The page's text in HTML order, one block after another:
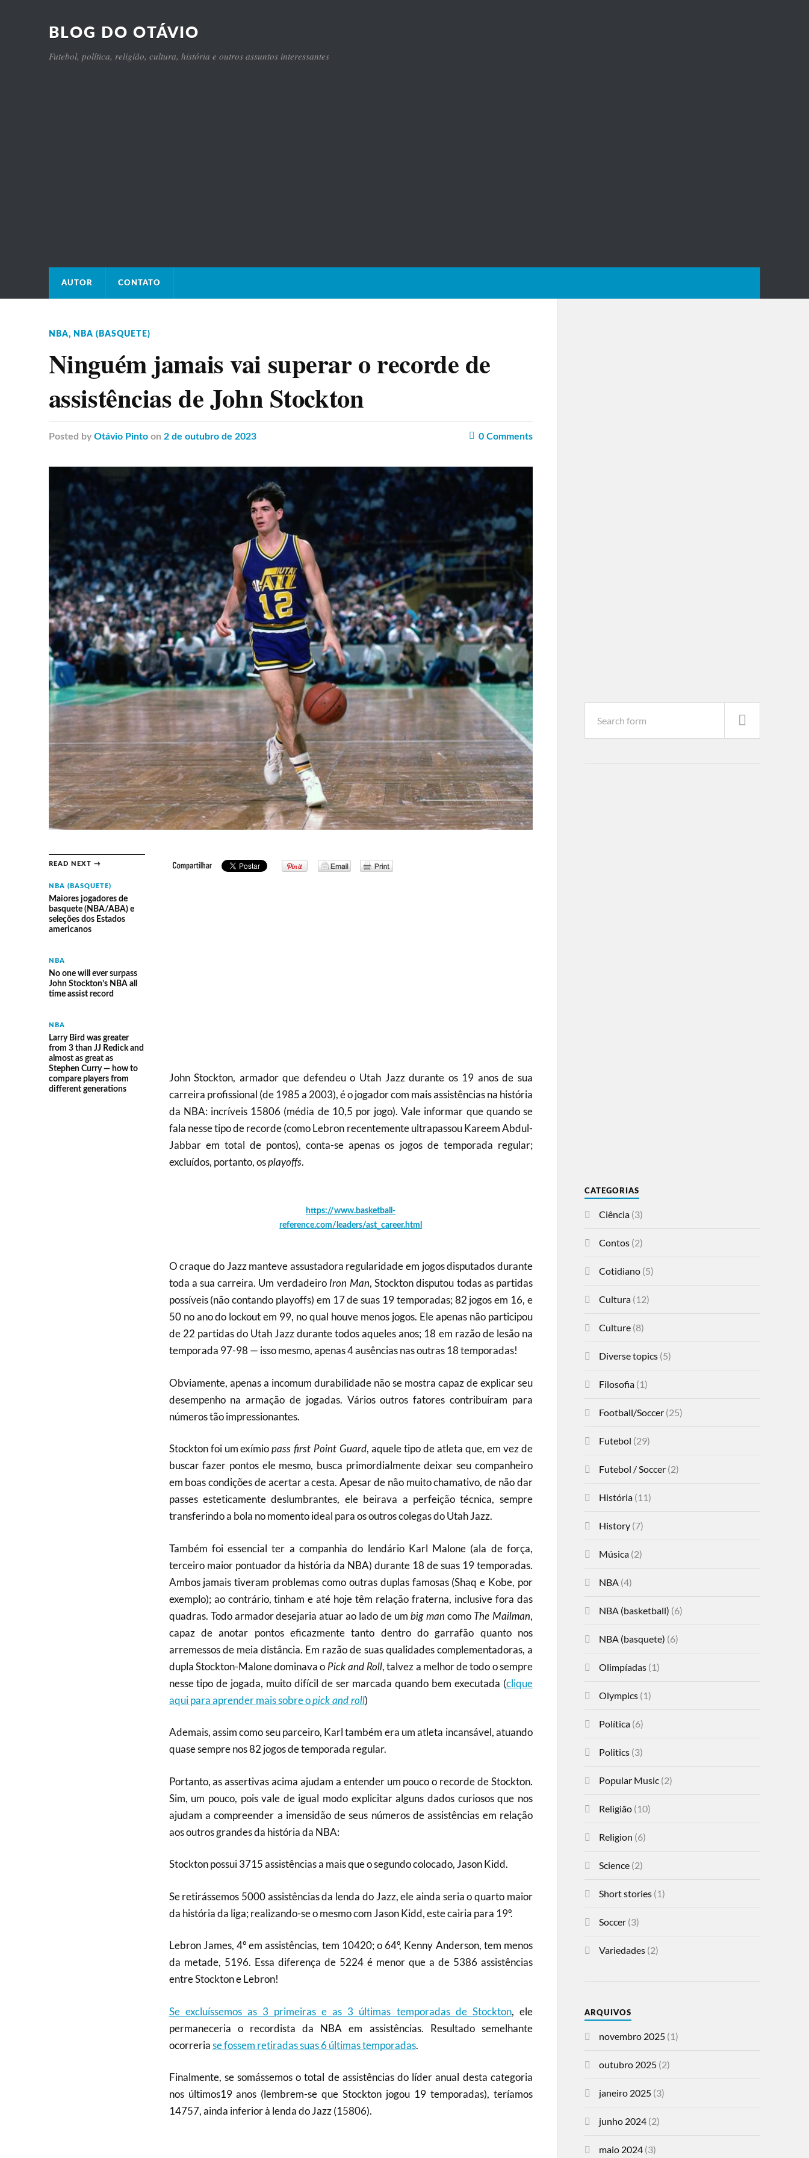
BLOG DO OTÁVIO
Futebol, política, religião, cultura, história e outros assuntos interessantes
AUTOR CONTATO
NBA, NBA (BASQUETE)
Ninguém jamais vai superar o recorde de
assistências de John Stockton
Posted by Otávio Pinto on 2 de outubro de 2023 0Comments
READ NEXT →
NBA (BASQUETE)
Maiores jogadores de
basquete (NBA/ABA) e
seleções dos Estados
americanos
NBA
No one will ever surpass
John Stockton’s NBA all
time assist record
NBA
Larry Bird was greater
from 3 than JJ Redick and
almost as great as
Stephen Curry — how to
compare players from
different generations
John Stockton, armador que defendeu o Utah Jazz durante os 19 anos de sua
carreira profissional (de 1985 a 2003), é o jogador com mais assistências na história
da NBA: incríveis 15806 (média de 10,5 por jogo). Vale informar que quando se
fala nesse tipo de recorde (como Lebron recentemente ultrapassou Kareem Abdul-
Jabbar em total de pontos), conta-se apenas os jogos de temporada regular;
excluídos, portanto, osplayoffs.
https://www.basketball-
reference.com/leaders/ast_career.html
O craque do Jazz manteve assustadora regularidade em jogos disputados durante
toda a sua carreira. Um verdadeiro Iron Man, Stockton disputou todas as partidas
possíveis (não contando playoffs) em 17 de suas 19 temporadas; 82 jogos em 16, e
50 no ano do lockout em 99, no qual houve menos jogos. Ele apenas não participou
de 22 partidas do Utah Jazz durante todos aqueles anos; 18 em razão de lesão na
temporada 97-98 — isso mesmo, apenas 4 ausências nas outras 18 temporadas!
Obviamente, apenas a incomum durabilidade não se mostra capaz de explicar seu
desempenho na armação de jogadas. Vários outros fatores contribuíram para
números tão impressionantes.
Stockton foi um exímiopass first Point Guard, aquele tipo de atleta que, em vez de
buscar fazer pontos ele mesmo, busca primordialmente deixar seu companheiro
em boas condições de acertar a cesta. Apesar de não muito chamativo, de não dar
passes esteticamente deslumbrantes, ele beirava a perfeição técnica, sempre
transferindo a bola no momento ideal para os outros colegas do Utah Jazz.
Também foi essencial ter a companhia do lendário Karl Malone (ala de força,
terceiro maior pontuador da história da NBA) durante 18 de suas 19 temporadas.
Ambos jamais tiveram problemas como outras duplas famosas (Shaq e Kobe, por
exemplo); ao contrário, tinham e até hoje têm relação fraterna, inclusive fora das
quadras. Todo armador desejaria atuar ao lado de umbig man como The Mailman,
capaz de anotar pontos eficazmente tanto dentro do garrafão quanto nos
arremessos de meia distância. Em razão de suas qualidades complementadoras, a
dupla Stockton-Malone dominava o Pick and Roll, talvez a melhor de todo o sempre
nesse tipo de jogada, muito difícil de ser marcada quando bem executada (clique
aqui para aprender mais sobre opick and roll)
Ademais, assim como seu parceiro, Karl também era um atleta incansável, atuando
quase sempre nos 82 jogos de temporada regular.
Portanto, as assertivas acima ajudam a entender um pouco o recorde de Stockton.
Sim, um pouco, pois vale de igual modo explicitar alguns dados curiosos que nos
ajudam a compreender a imensidão de seus números de assistências em relação
aos outros grandes da história da NBA:
Stockton possui 3715 assistências a mais que o segundo colocado, Jason Kidd.
Se retirássemos 5000 assistências da lenda do Jazz, ele ainda seria o quarto maior
da história da liga; realizando-se o mesmo com Jason Kidd, este cairia para 19º.
Lebron James, 4º em assistências, tem 10420; o 64º, Kenny Anderson, tem menos
da metade, 5196. Essa diferença de 5224 é menor que a de 5386 assistências
entre Stockton e Lebron!
Se excluíssemos as 3 primeiras e as 3 últimas temporadas de Stockton, ele
permaneceria o recordista da NBA em assistências. Resultado semelhante
ocorreriase fossem retiradas suas 6 últimas temporadas.
Finalmente, se somássemos o total de assistências do líder anual desta categoria
nos últimos19 anos (lembrem-se que Stockton jogou 19 temporadas), teríamos
14757, ainda inferior à lenda do Jazz (15806).
CATEGORIAS
Ciência(3)
Contos(2)
Cotidiano(5)
Cultura(12)
Culture(8)
Diverse topics(5)
Filosofia(1)
Football/Soccer(25)
Futebol (29)
Futebol / Soccer(2)
História(11)
History(7)
Música(2)
NBA(4)
NBA (basketball) (6)
NBA (basquete) (6)
Olimpíadas(1)
Olympics(1)
Política(6)
Politics(3)
Popular Music(2)
Religião(10)
Religion (6)
Science(2)
Short stories(1)
Soccer(3)
Variedades(2)
ARQUIVOS
novembro 2025(1)
outubro 2025(2)
janeiro 2025(3)
junho 2024(2)
maio 2024(3)